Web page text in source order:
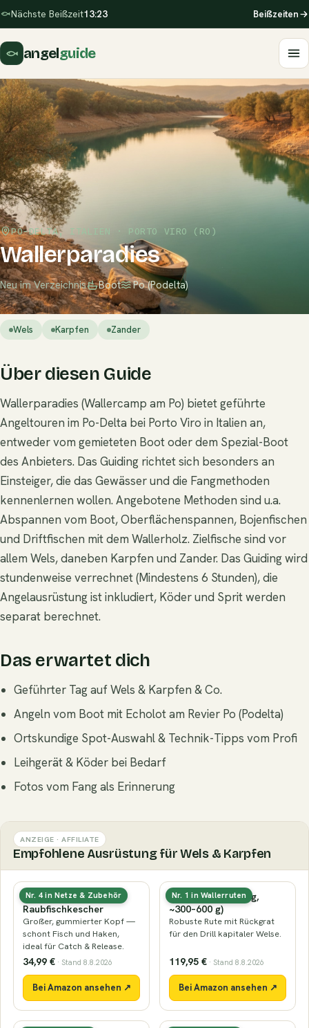
Nächste Beißzeit13:23 Beißzeiten
angelguide
PO-DELTA, ITALIEN · PORTO VIRO (RO)
Wallerparadies
Neu im Verzeichnis Boot Po (Podelta)
Wels Karpfen Zander
Über diesen Guide
Wallerparadies (Wallercamp am Po) bietet geführte
Angeltouren im Po-Delta bei Porto Viro in Italien an,
entweder vom gemieteten Boot oder dem Spezial-Boot
des Anbieters. Das Guiding richtet sich besonders an
Einsteiger, die das Gewässer und die Fangmethoden
kennenlernen wollen. Angebotene Methoden sind u.a.
Abspannen vom Boot, Oberflächenspannen, Bojenfischen
und Driftfischen mit dem Wallerholz. Zielfische sind vor
allem Wels, daneben Karpfen und Zander. Das Guiding wird
stundenweise verrechnet (Mindestens 6 Stunden), die
Angelausrüstung ist inkludiert, Köder und Sprit werden
separat berechnet.
Das erwartet dich
Geführter Tag auf Wels & Karpfen & Co.
Angeln vom Boot mit Echolot am Revier Po (Podelta)
Ortskundige Spot-Auswahl & Technik-Tipps vom Profi
Leihgerät & Köder bei Bedarf
Fotos vom Fang als Erinnerung
ANZEIGE · AFFILIATE
Empfohlene Ausrüstung für Wels & Karpfen
Nr. 4 in Netze & Zubehör
Gummierter
Raubfischkescher
Großer, gummierter Kopf —
schont Fisch und Haken,
ideal für Catch & Release.
34,99 € · Stand 8.8.2026
Bei Amazon ansehen ↗
Nr. 1 in Wallerruten
Wallerrute (kräftig,
~300–600 g)
Robuste Rute mit Rückgrat
für den Drill kapitaler Welse.
119,95 € · Stand 8.8.2026
Bei Amazon ansehen ↗